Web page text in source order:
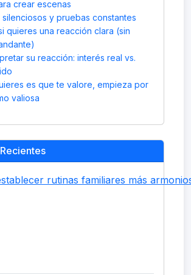
crear escenas
silenciosos y pruebas constantes
quieres una reacción clara (sin
su reacción: interés real vs.
es que te valore, empieza por
valiosa